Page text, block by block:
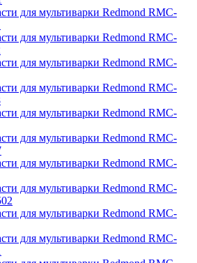
для мультиварки Redmond RMC-
для мультиварки Redmond RMC-
для мультиварки Redmond RMC-
для мультиварки Redmond RMC-
для мультиварки Redmond RMC-
для мультиварки Redmond RMC-
для мультиварки Redmond RMC-
для мультиварки Redmond RMC-
для мультиварки Redmond RMC-
для мультиварки Redmond RMC-